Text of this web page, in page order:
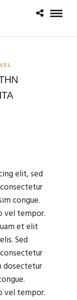
elit, sed
congue.
vel tempor.
et elit
Sed
dosectetur
vel tempor.